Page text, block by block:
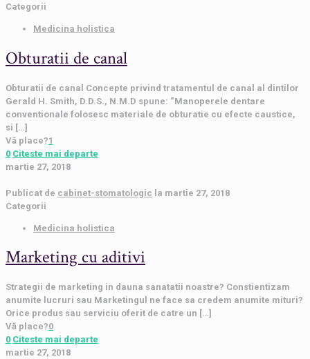
Categorii
Medicina holistica
Obturatii de canal
Obturatii de canal Concepte privind tratamentul de canal al dintilor
Gerald H. Smith, D.D.S., N.M.D spune: “Manoperele dentare
conventionale folosesc materiale de obturatie cu efecte caustice,
si […]
Vă place?1
0 Citeste mai departe
martie 27, 2018
Publicat de cabinet-stomatologic la martie 27, 2018
Categorii
Medicina holistica
Marketing cu aditivi
Strategii de marketing in dauna sanatatii noastre? Constientizam
anumite lucruri sau Marketingul ne face sa credem anumite mituri?
Orice produs sau serviciu oferit de catre un […]
Vă place?0
0 Citeste mai departe
martie 27, 2018